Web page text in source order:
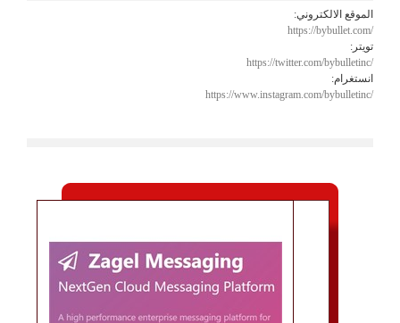
الموقع الالكتروني:
https://bybullet.com/
تويتر:
https://twitter.com/bybulletinc/
انستغرام:
https://www.instagram.com/bybulletinc/